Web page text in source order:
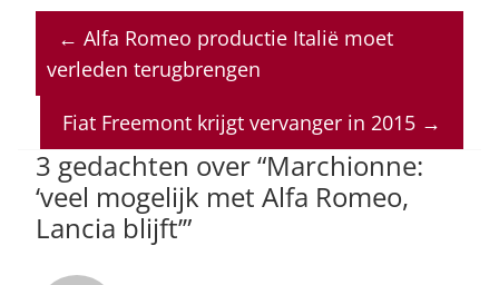
at
s
p
p
c
e
o
o
k
k
e
dI
n
re
a
s
ai
l
← Alfa Romeo productie Italië moet
verleden terugbrengen
Fiat Freemont krijgt vervanger in 2015 →
3 gedachten over “Marchionne:
‘veel mogelijk met Alfa Romeo,
Lancia blijft’”